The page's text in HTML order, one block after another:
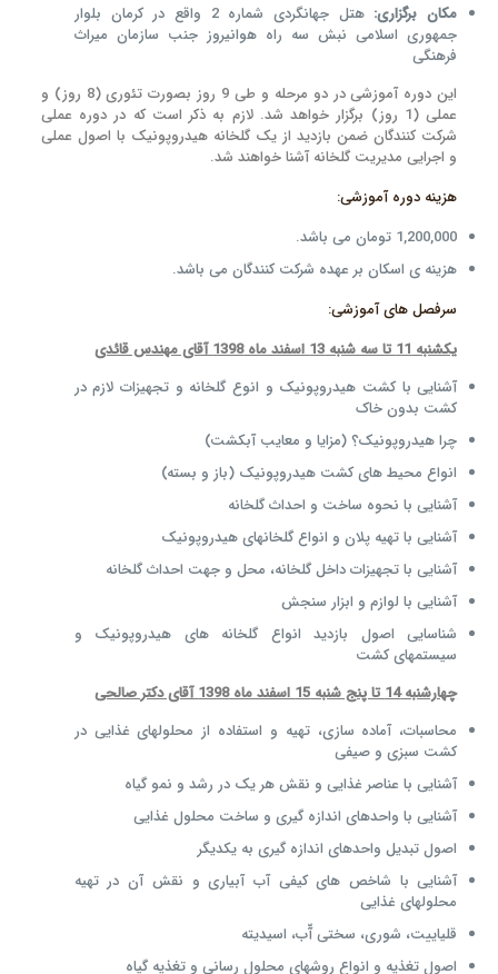
مکان برگزاری:
هتل جهانگردی شماره 2 واقع در کرمان بلوار
جمهوری اسلامی نبش سه راه هوانیروز جنب سازمان میراث
فرهنگی
این دوره آموزشی در دو مرحله و طی 9 روز بصورت تئوری (8 روز) و
عملی (1 روز) برگزار خواهد شد. لازم به ذکر است که در دوره عملی
شرکت کنندگان ضمن بازدید از یک گلخانه هیدروپونیک با اصول عملی
و اجرایی مدیریت گلخانه آشنا خواهند شد.
هزینه دوره آموزشی:
1,200,000 تومان می باشد.
هزینه ی اسکان بر عهده شرکت کنندگان می باشد.
سرفصل های آموزشی:
یکشنبه 11 تا سه شنبه 13 اسفند ماه 1398 آقای مهندس قائدی
آشنایی با کشت هیدروپونیک و انوع گلخانه و تجهیزات لازم در
کشت بدون خاک
چرا هیدروپونیک؟ (مزایا و معایب آبکشت)
انواع محیط های کشت هیدروپونیک (باز و بسته)
آشنایی با نحوه ساخت و احداث گلخانه
آشنایی با تهیه پلان و انواع گلخانهای هیدروپونیک
آشنایی با تجهیزات داخل گلخانه، محل و جهت احداث گلخانه
آشنایی با لوازم و ابزار سنجش
شناسایی اصول بازدید انواع گلخانه های هیدروپونیک و
سیستمهای کشت
چهارشنبه 14 تا پنج شنبه 15 اسفند ماه 1398 آقای دکتر صالحی
محاسبات، آماده سازی، تهیه و استفاده از محلولهای غذایی در
کشت سبزی و صیفی
آشنایی با عناصر غذایی و نقش هر یک در رشد و نمو گیاه
آشنایی با واحدهای اندازه گیری و ساخت محلول غذایی
اصول تبدیل واحدهای اندازه گیری به یکدیگر
آشنایی با شاخص های کیفی آب آبیاری و نقش آن در تهیه
محلولهای غذایی
قلیاییت، شوری، سختی آّب، اسیدیته
اصول تغذیه و انواع روشهای محلول رسانی و تغذیه گیاه